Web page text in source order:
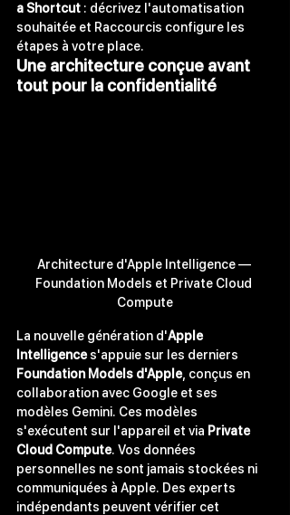
a Shortcut : décrivez l'automatisation
souhaitée et Raccourcis configure les
étapes à votre place.
Une architecture conçue avant
tout pour la confidentialité
Architecture d'Apple Intelligence —
Foundation Models et Private Cloud
Compute
La nouvelle génération d'Apple
Intelligence s'appuie sur les derniers
Foundation Models d'Apple, conçus en
collaboration avec Google et ses
modèles Gemini. Ces modèles
s'exécutent sur l'appareil et via Private
Cloud Compute. Vos données
personnelles ne sont jamais stockées ni
communiquées à Apple. Des experts
indépendants peuvent vérifier cet